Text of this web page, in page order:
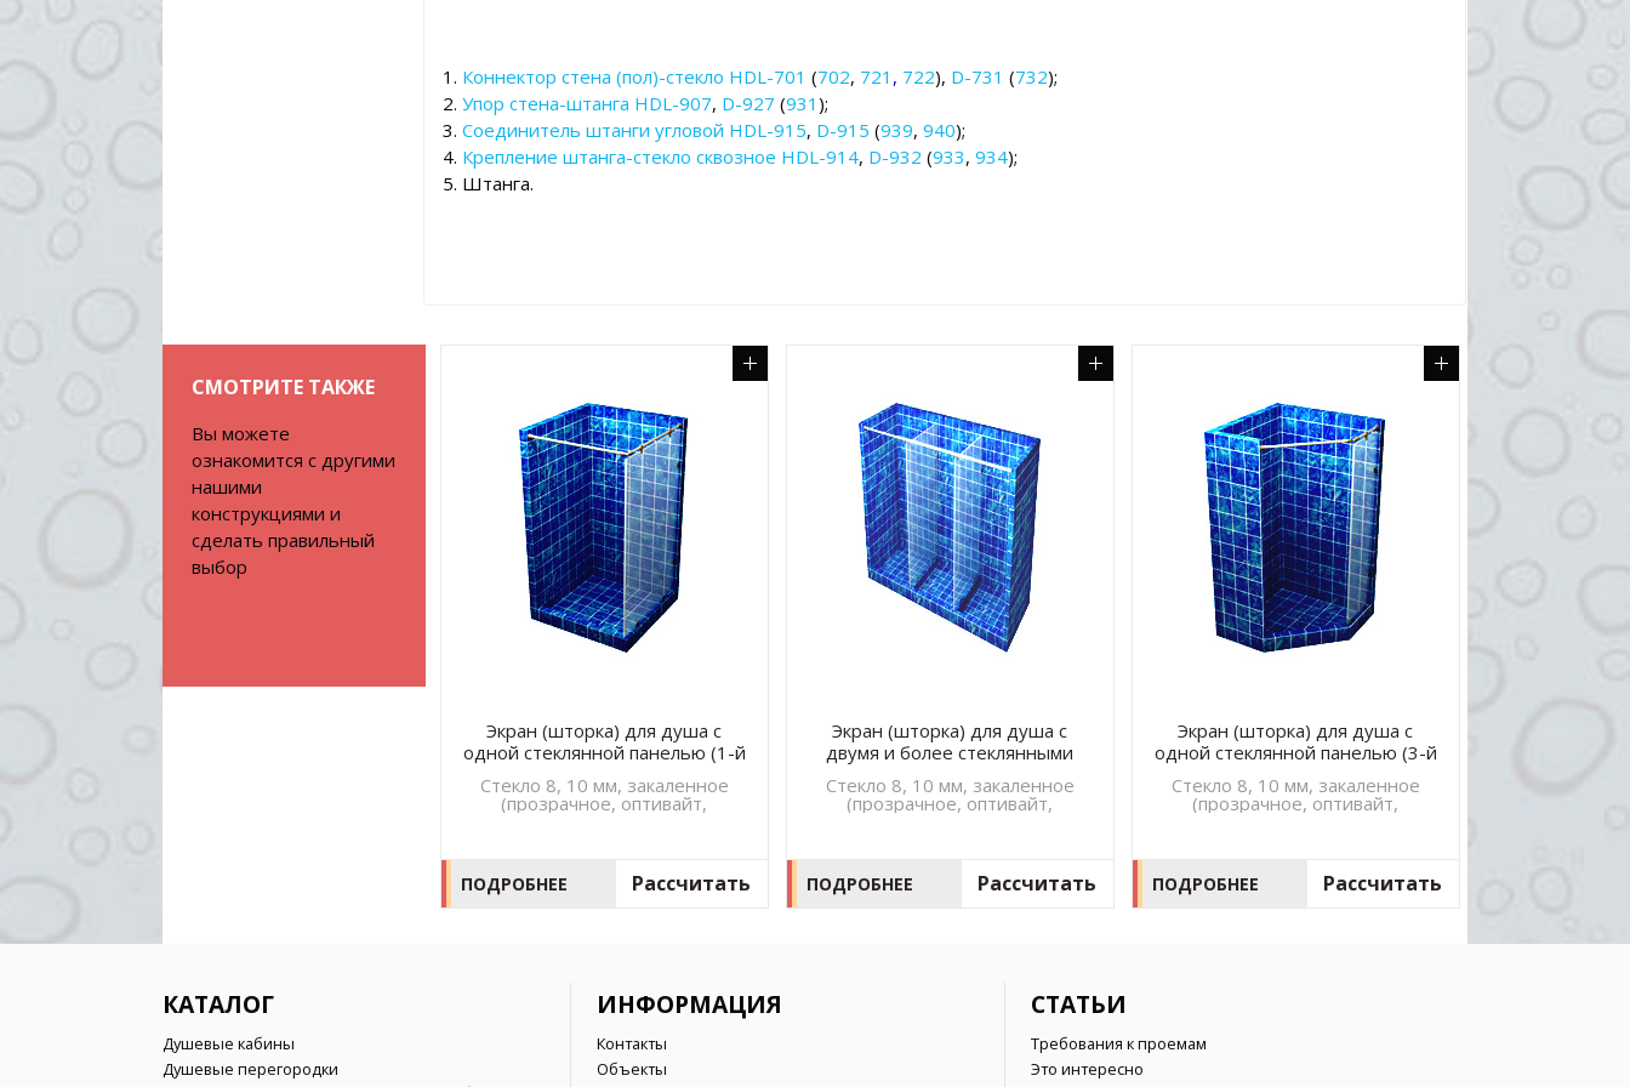
1. Коннектор стена (пол)-стекло HDL-701 (702, 721 , 722), D-731 (732);
2.Упор стена-штанга HDL-907, D-927 (931);
3.Соединитель штанги угловой HDL-915, D-915 (939,940);
4. Крепление штанга-стекло сквозное HDL-914, D-932 (933,934);
5. Штанга.
СМОТРИТЕ ТАКЖЕ
Вы можете
ознакомится с другими
нашими
конструкциями и
сделать правильный
выбор
Экран (шторка) для душа с
одной стеклянной панелью (1-й
Стекло 8, 10 мм, закаленное
(прозрачное, оптивайт,
ПОДРОБНЕЕ Рассчитать
Экран (шторка) для душа с
двумя и более стеклянными
Стекло 8, 10 мм, закаленное
(прозрачное, оптивайт,
ПОДРОБНЕЕ Рассчитать
Экран (шторка) для душа с
одной стеклянной панелью (3-й
Стекло 8, 10 мм, закаленное
(прозрачное, оптивайт,
ПОДРОБНЕЕ Рассчитать
КАТАЛОГ
Душевые кабины
Душевые перегородки
ИНФОРМАЦИЯ
Контакты
Объекты
СТАТЬИ
Требования к проемам
Это интересно